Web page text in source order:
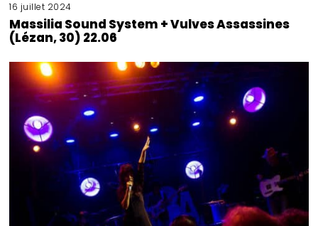
16 juillet 2024
Massilia Sound System + Vulves Assassines
(Lézan, 30) 22.06